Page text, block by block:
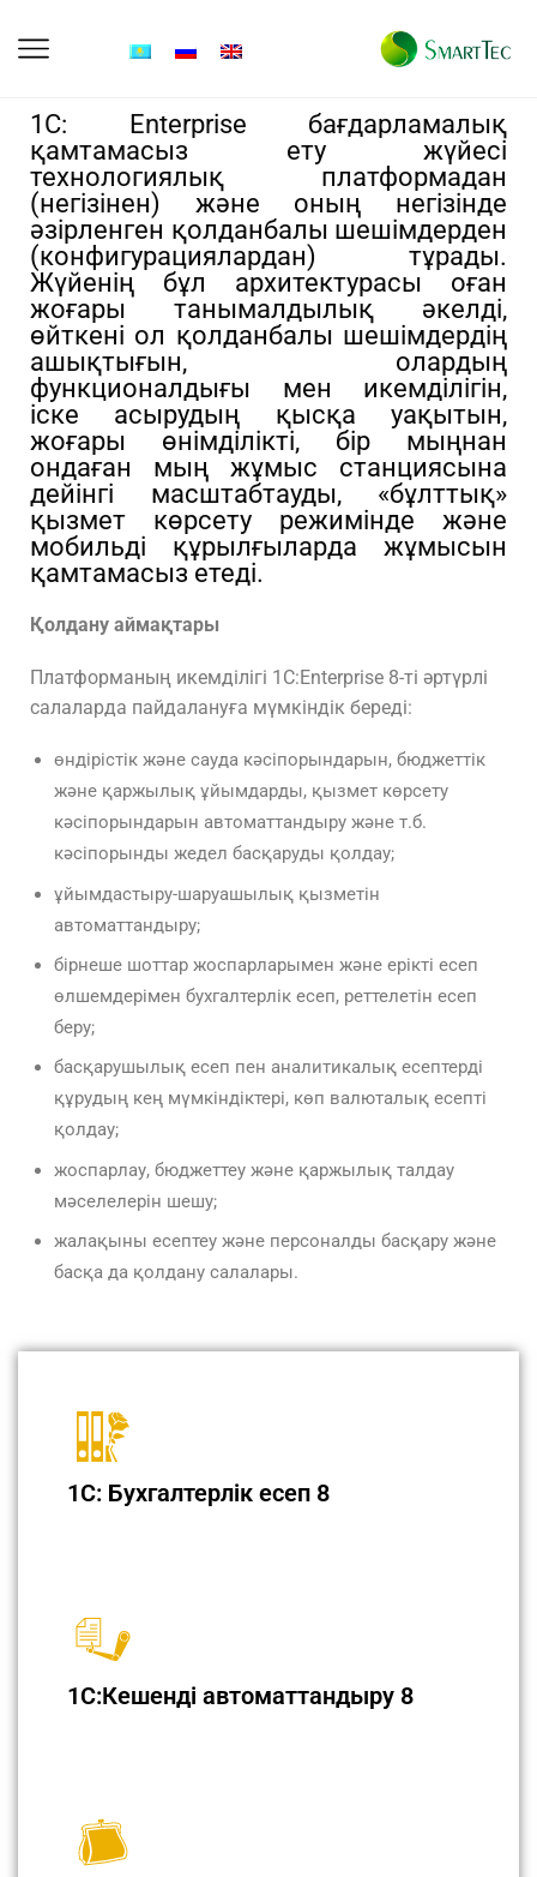
1С: Enterprise бағдарламалық
қамтамасыз ету жүйесі
технологиялық платформадан
(негізінен) және оның негізінде
әзірленген қолданбалы шешімдерден
(конфигурациялардан) тұрады.
Жүйенің бұл архитектурасы оған
жоғары танымалдылық әкелді,
өйткені ол қолданбалы шешімдердің
ашықтығын, олардың
функционалдығы мен икемділігін,
іске асырудың қысқа уақытын,
жоғары өнімділікті, бір мыңнан
ондаған мың жұмыс станциясына
дейінгі масштабтауды, «бұлттық»
қызмет көрсету режимінде және
мобильді құрылғыларда жұмысын
қамтамасыз етеді.
Қолдану аймақтары
Платформаның икемділігі 1C:Enterprise 8-ті әртүрлі
салаларда пайдалануға мүмкіндік береді:
өндірістік және сауда кәсіпорындарын, бюджеттік
және қаржылық ұйымдарды, қызмет көрсету
кәсіпорындарын автоматтандыру және т.б.
кәсіпорынды жедел басқаруды қолдау;
ұйымдастыру-шаруашылық қызметін
автоматтандыру;
бірнеше шоттар жоспарларымен және ерікті есеп
өлшемдерімен бухгалтерлік есеп, реттелетін есеп
беру;
басқарушылық есеп пен аналитикалық есептерді
құрудың кең мүмкіндіктері, көп валюталық есепті
қолдау;
жоспарлау, бюджеттеу және қаржылық талдау
мәселелерін шешу;
жалақыны есептеу және персоналды басқару және
басқа да қолдану салалары.
1С: Бухгалтерлік есеп 8
1C:Кешенді автоматтандыру 8